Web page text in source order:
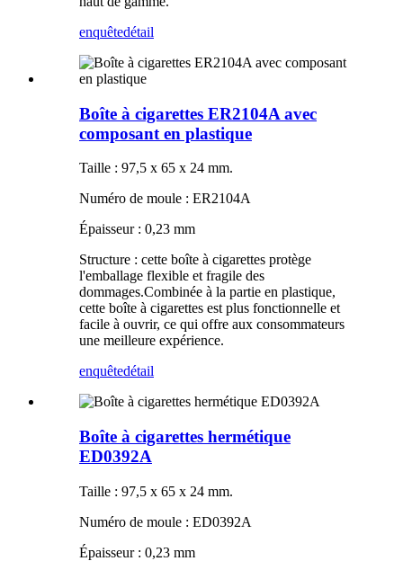
enquêtedétail
Boîte à cigarettes ER2104A avec
composant en plastique
Taille : 97,5 x 65 x 24 mm.
Numéro de moule : ER2104A
Épaisseur : 0,23 mm
Structure : cette boîte à cigarettes protège
l'emballage flexible et fragile des
dommages.Combinée à la partie en plastique,
cette boîte à cigarettes est plus fonctionnelle et
facile à ouvrir, ce qui offre aux consommateurs
une meilleure expérience.
enquêtedétail
Boîte à cigarettes hermétique
ED0392A
Taille : 97,5 x 65 x 24 mm.
Numéro de moule : ED0392A
Épaisseur : 0,23 mm